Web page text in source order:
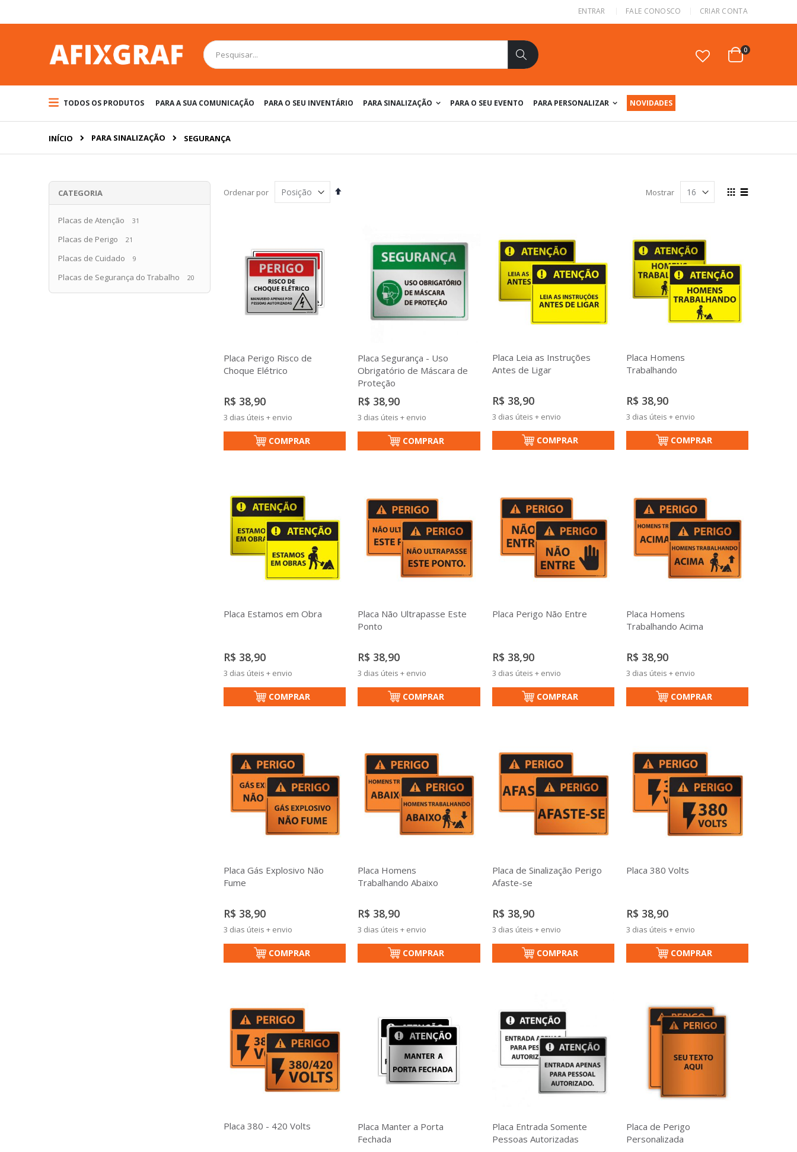
para
conteúdo
ENTRAR FALE CONOSCO CRIAR CONTA
Cart
0itens
Pesquisa
TODOS OS PRODUTOS PARA A SUA COMUNICAÇÃO PARA O SEU INVENTÁRIO PARA SINALIZAÇÃO PARA O SEU EVENTO PARA PERSONALIZAR NOVIDADES
INÍCIO PARA SINALIZAÇÃO SEGURANÇA
Ordenar por
Definir
Ver
Mostrar
Placa Perigo Risco de
Choque Elétrico
R$ 38,90
3 dias úteis + envio
COMPRAR
Placa Segurança - Uso
Obrigatório de Máscara de
Proteção
R$ 38,90
3 dias úteis + envio
COMPRAR
Placa Leia as Instruções
Antes de Ligar
R$ 38,90
3 dias úteis + envio
COMPRAR
Placa Homens
Trabalhando
R$ 38,90
3 dias úteis + envio
COMPRAR
Placa Estamos em Obra
R$ 38,90
3 dias úteis + envio
COMPRAR
Placa Não Ultrapasse Este
Ponto
R$ 38,90
3 dias úteis + envio
COMPRAR
Placa Perigo Não Entre
R$ 38,90
3 dias úteis + envio
COMPRAR
Placa Homens
Trabalhando Acima
R$ 38,90
3 dias úteis + envio
COMPRAR
Placa Gás Explosivo Não
Fume
R$ 38,90
3 dias úteis + envio
COMPRAR
Placa Homens
Trabalhando Abaixo
R$ 38,90
3 dias úteis + envio
COMPRAR
Placa de Sinalização Perigo
Afaste-se
R$ 38,90
3 dias úteis + envio
COMPRAR
Placa 380 Volts
R$ 38,90
3 dias úteis + envio
COMPRAR
Placa 380 - 420 Volts
Placa Manter a Porta
Fechada
Placa Entrada Somente
Pessoas Autorizadas
Placa de Perigo
Personalizada
CATEGORIA
Placas de Atenção 31
Placas de Perigo 21
Placas de Cuidado 9
Placas de Segurança do Trabalho 20